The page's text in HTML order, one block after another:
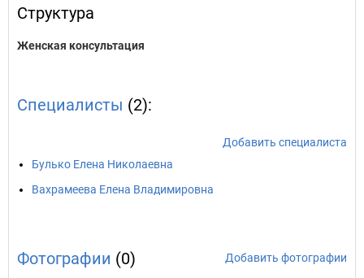
Структура
Женская консультация
Специалисты (2):
Добавить специалиста
Булько Елена Николаевна
Вахрамеева Елена Владимировна
Фотографии (0) Добавить фотографии